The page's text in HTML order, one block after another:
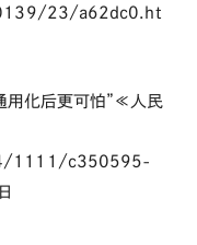
23/a62dc0.ht
用化后更可怕”≪人民
1111/c350595-